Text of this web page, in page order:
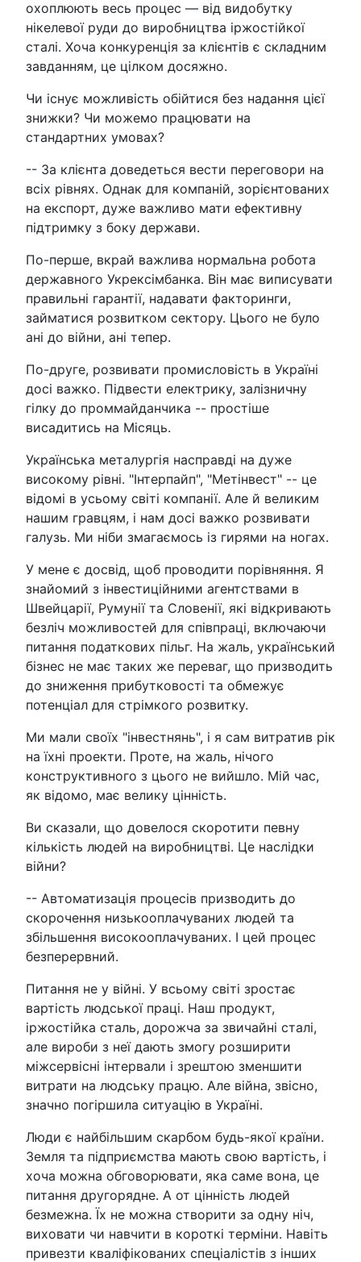
охоплюють весь процес — від видобутку
нікелевої руди до виробництва іржостійкої
сталі. Хоча конкуренція за клієнтів є складним
завданням, це цілком досяжно.
Чи існує можливість обійтися без надання цієї
знижки? Чи можемо працювати на
стандартних умовах?
-- За клієнта доведеться вести переговори на
всіх рівнях. Однак для компаній, зорієнтованих
на експорт, дуже важливо мати ефективну
підтримку з боку держави.
По-перше, вкрай важлива нормальна робота
державного Укрексімбанка. Він має виписувати
правильні гарантії, надавати факторинги,
займатися розвитком сектору. Цього не було
ані до війни, ані тепер.
По-друге, розвивати промисловість в Україні
досі важко. Підвести електрику, залізничну
гілку до проммайданчика -- простіше
висадитись на Місяць.
Українська металургія насправді на дуже
високому рівні. "Інтерпайп", "Метінвест" -- це
відомі в усьому світі компанії. Але й великим
нашим гравцям, і нам досі важко розвивати
галузь. Ми ніби змагаємось із гирями на ногах.
У мене є досвід, щоб проводити порівняння. Я
знайомий з інвестиційними агентствами в
Швейцарії, Румунії та Словенії, які відкривають
безліч можливостей для співпраці, включаючи
питання податкових пільг. На жаль, український
бізнес не має таких же переваг, що призводить
до зниження прибутковості та обмежує
потенціал для стрімкого розвитку.
Ми мали своїх "інвестнянь", і я сам витратив рік
на їхні проекти. Проте, на жаль, нічого
конструктивного з цього не вийшло. Мій час,
як відомо, має велику цінність.
Ви сказали, що довелося скоротити певну
кількість людей на виробництві. Це наслідки
війни?
-- Автоматизація процесів призводить до
скорочення низькооплачуваних людей та
збільшення високооплачуваних. І цей процес
безперервний.
Питання не у війні. У всьому світі зростає
вартість людської праці. Наш продукт,
іржостійка сталь, дорожча за звичайні сталі,
але вироби з неї дають змогу розширити
міжсервісні інтервали і зрештою зменшити
витрати на людську працю. Але війна, звісно,
значно погіршила ситуацію в Україні.
Люди є найбільшим скарбом будь-якої країни.
Земля та підприємства мають свою вартість, і
хоча можна обговорювати, яка саме вона, це
питання другорядне. А от цінність людей
безмежна. Їх не можна створити за одну ніч,
виховати чи навчити в короткі терміни. Навіть
привезти кваліфікованих спеціалістів з інших